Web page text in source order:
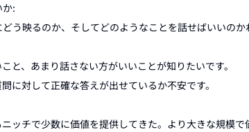
:
う映るのか、そしてどのようなことを話せばいいの
と、あまり話さない方がいいことが知りたいです。
に対して正確な答えが出せているか不安です。
ッチで少数に価値を提供してきた。より大きな規模で